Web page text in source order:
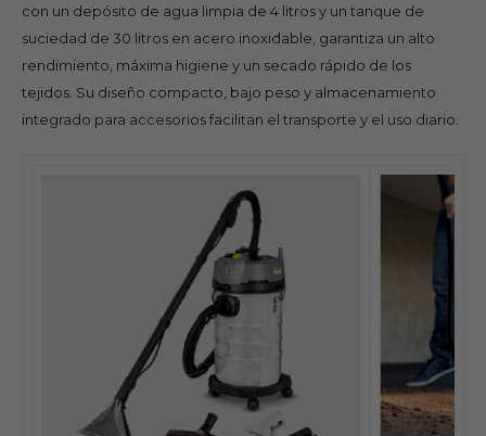
con un depósito de agua limpia de 4 litros y un tanque de
suciedad de 30 litros en acero inoxidable, garantiza un alto
rendimiento, máxima higiene y un secado rápido de los
tejidos. Su diseño compacto, bajo peso y almacenamiento
integrado para accesorios facilitan el transporte y el uso diario.